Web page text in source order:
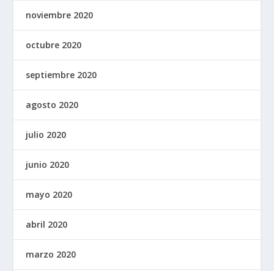
noviembre 2020
octubre 2020
septiembre 2020
agosto 2020
julio 2020
junio 2020
mayo 2020
abril 2020
marzo 2020